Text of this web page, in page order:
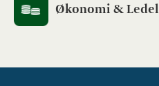
Økonomi &